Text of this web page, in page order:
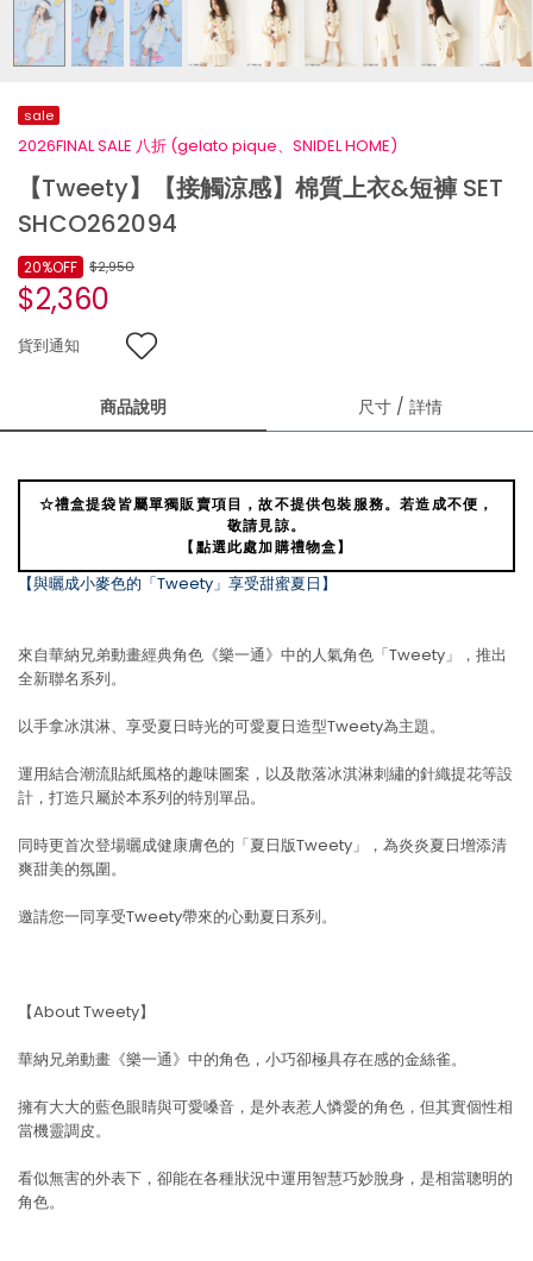
sale
2026FINAL SALE 八折 (gelato pique、SNIDEL HOME)
【Tweety】【接觸涼感】棉質上衣&短褲 SET
SHCO262094
$2,950
$2,360
20%OFF
貨到通知
商品說明 尺寸 / 詳情
☆禮盒提袋皆屬單獨販賣項目，故不提供包裝服務。若造成不便，
敬請見諒。
【點選此處加購禮物盒】
【與曬成小麥色的「Tweety」享受甜蜜夏日】
來自華納兄弟動畫經典角色《樂一通》中的人氣角色「Tweety」，推出
全新聯名系列。
以手拿冰淇淋、享受夏日時光的可愛夏日造型Tweety為主題。
運用結合潮流貼紙風格的趣味圖案，以及散落冰淇淋刺繡的針織提花等設
計，打造只屬於本系列的特別單品。
同時更首次登場曬成健康膚色的「夏日版Tweety」，為炎炎夏日增添清
爽甜美的氛圍。
邀請您一同享受Tweety帶來的心動夏日系列。
【About Tweety】
華納兄弟動畫《樂一通》中的角色，小巧卻極具存在感的金絲雀。
擁有大大的藍色眼睛與可愛嗓音，是外表惹人憐愛的角色，但其實個性相
當機靈調皮。
看似無害的外表下，卻能在各種狀況中運用智慧巧妙脫身，是相當聰明的
角色。